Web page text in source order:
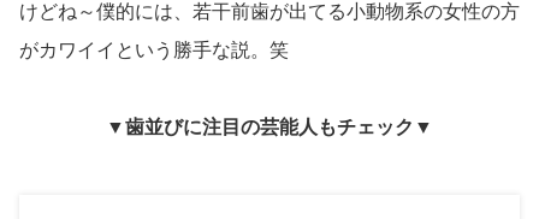
けどね～僕的には、若干前歯が出てる小動物系の女性の方
がカワイイという勝手な説。笑
▼歯並びに注目の芸能人もチェック▼